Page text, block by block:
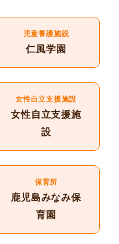
児童養護施設
仁風学園
女性自立支援施設
女性自立支援施
設
保育所
鹿児島みなみ保
育園